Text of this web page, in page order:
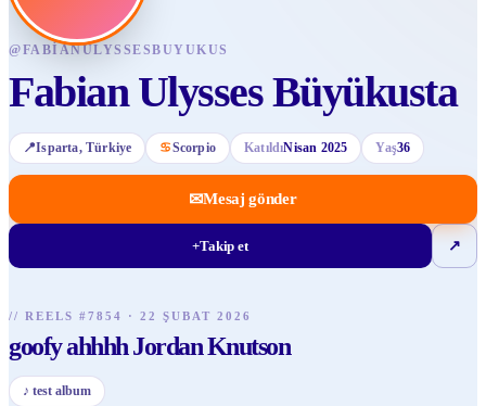
@FABIANULYSSESBUYUKUS
Fabian Ulysses Büyükusta
📍Isparta, Türkiye ♋Scorpio KatıldıNisan 2025 Yaş36
✉Mesaj gönder
+Takip et ↗
// REELS #7854 · 22 ŞUBAT 2026
goofy ahhhh Jordan Knutson
♪ test album